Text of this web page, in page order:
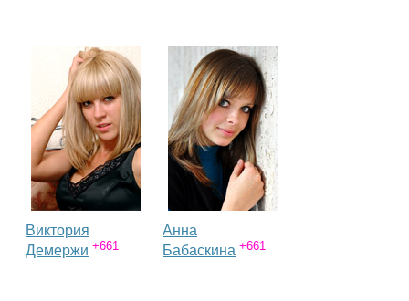
Виктория
Демержи +661
Анна
Бабаскина +661